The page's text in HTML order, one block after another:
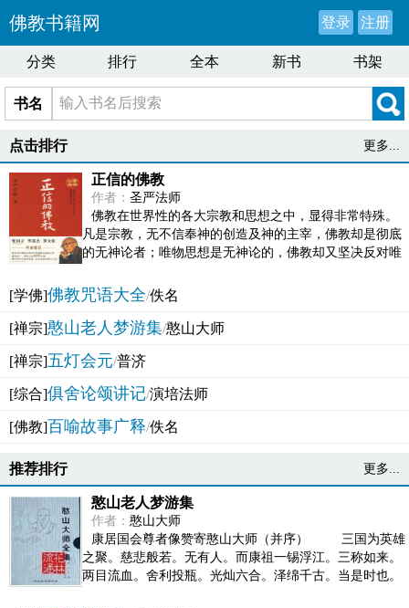
佛教书籍网 登录 注册
分类 排行 全本 新书 书架
书名
点击排行 更多...
正信的佛教
作者： 圣严法师
佛教在世界性的各大宗教和思想之中，显得非常特殊。
凡是宗教，无不信奉神的创造及神的主宰，佛教却是彻底
的无神论者；唯物思想是无神论的，佛教却又坚决反对唯
[学佛]佛教咒语大全/佚名
[禅宗]憨山老人梦游集/憨山大师
[禅宗]五灯会元/普济
[综合]俱舍论颂讲记/演培法师
[佛教]百喻故事广释/佚名
推荐排行 更多...
憨山老人梦游集
作者： 憨山大师
康居国会尊者像赞寄憨山大师（并序） 三国为英雄
之聚。慈悲般若。无有人。而康祖一锡浮江。三称如来。
两目流血。舍利投瓶。光灿六合。泽绵千古。当是时也。